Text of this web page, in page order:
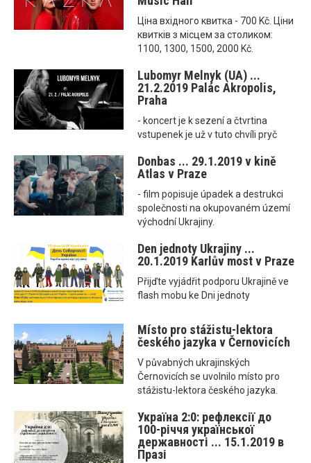
Ціна вхідного квитка - 700 Kč. Ціни
квитків з місцем за столиком:
1100, 1300, 1500, 2000 Kč.
Lubomyr Melnyk (UA) ...
21.2.2019 Palác Akropolis,
Praha
- koncert je k sezení a čtvrtina
vstupenek je už v tuto chvíli pryč
Donbas ... 29.1.2019 v kině
Atlas v Praze
- film popisuje úpadek a destrukci
společnosti na okupovaném území
východní Ukrajiny.
Den jednoty Ukrajiny ...
20.1.2019 Karlův most v Praze
Přijďte vyjádřit podporu Ukrajině ve
flash mobu ke Dni jednoty
Místo pro stážistu-lektora
českého jazyka v Černovicích
V půvabných ukrajinských
Černovicích se uvolnilo místo pro
stážistu-lektora českého jazyka.
Україна 2:0: рефлексії до
100-річчя української
державності ... 15.1.2019 в
Празі